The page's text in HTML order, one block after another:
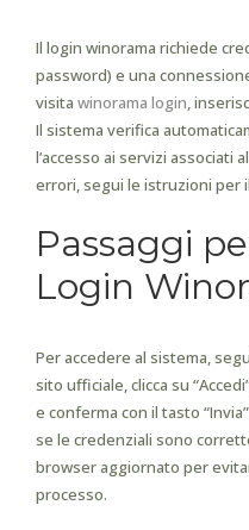
Il login winorama richiede
password) e una
visita winorama login,
Il sistema verifica
l’accesso ai servizi associati
errori, segui le istruzioni per
Passaggi
Login
Per accedere al sistema,
sito ufficiale, clicca su
e conferma con il tasto
se le credenziali sono
browser aggiornato per
processo.